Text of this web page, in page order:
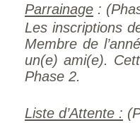
Parrainage :
Les inscriptions
Membre de
un(e) ami(e).
Phase 2.
Liste d’Attente :